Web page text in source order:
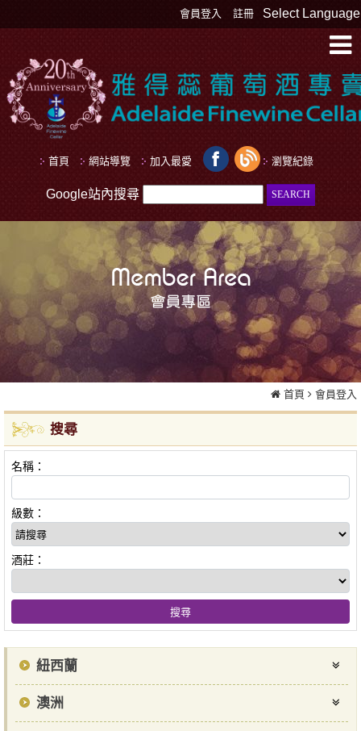
Select Language
會員登入 註冊
首頁 網站導覽 加入最愛 瀏覽紀錄
Google站內搜尋
首頁 會員登入
搜尋
名稱：
級數：
酒莊：
紐西蘭
澳洲